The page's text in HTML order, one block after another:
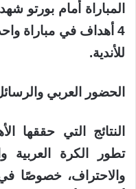
المباراة أمام بورتو
4 أهداف في مباراة
للأندية.
الحضور العربي
النتائج التي حققها
تطور الكرة العربية
والاحتراف، خصوصًا